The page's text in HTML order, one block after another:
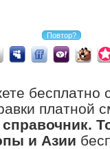
бесплатно
платной
и Азии